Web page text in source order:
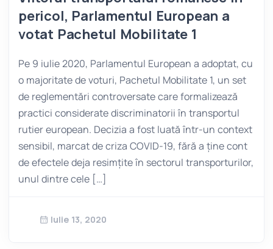
pericol, Parlamentul European a
votat Pachetul Mobilitate 1
Pe 9 iulie 2020, Parlamentul European a adoptat, cu
o majoritate de voturi, Pachetul Mobilitate 1, un set
de reglementări controversate care formalizează
practici considerate discriminatorii în transportul
rutier european. Decizia a fost luată într-un context
sensibil, marcat de criza COVID-19, fără a ține cont
de efectele deja resimțite în sectorul transporturilor,
unul dintre cele […]
Iulie 13, 2020